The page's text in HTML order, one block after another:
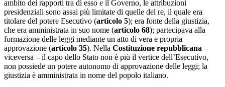
ambito dei rapporti tra di esso e il Governo, le attribuzioni
presidenziali sono assai più limitate di quelle del re, il quale era
titolare del potere Esecutivo (articolo 5); era fonte della giustizia,
che era amministrata in suo nome (articolo 68); partecipava alla
formazione delle leggi mediante un atto di vera e propria
approvazione (articolo 35). Nella Costituzione repubblicana –
viceversa – il capo dello Stato non è più il vertice dell’Esecutivo,
non possiede un potere autonomo di approvazione delle leggi; la
giustizia è amministrata in nome del popolo italiano.